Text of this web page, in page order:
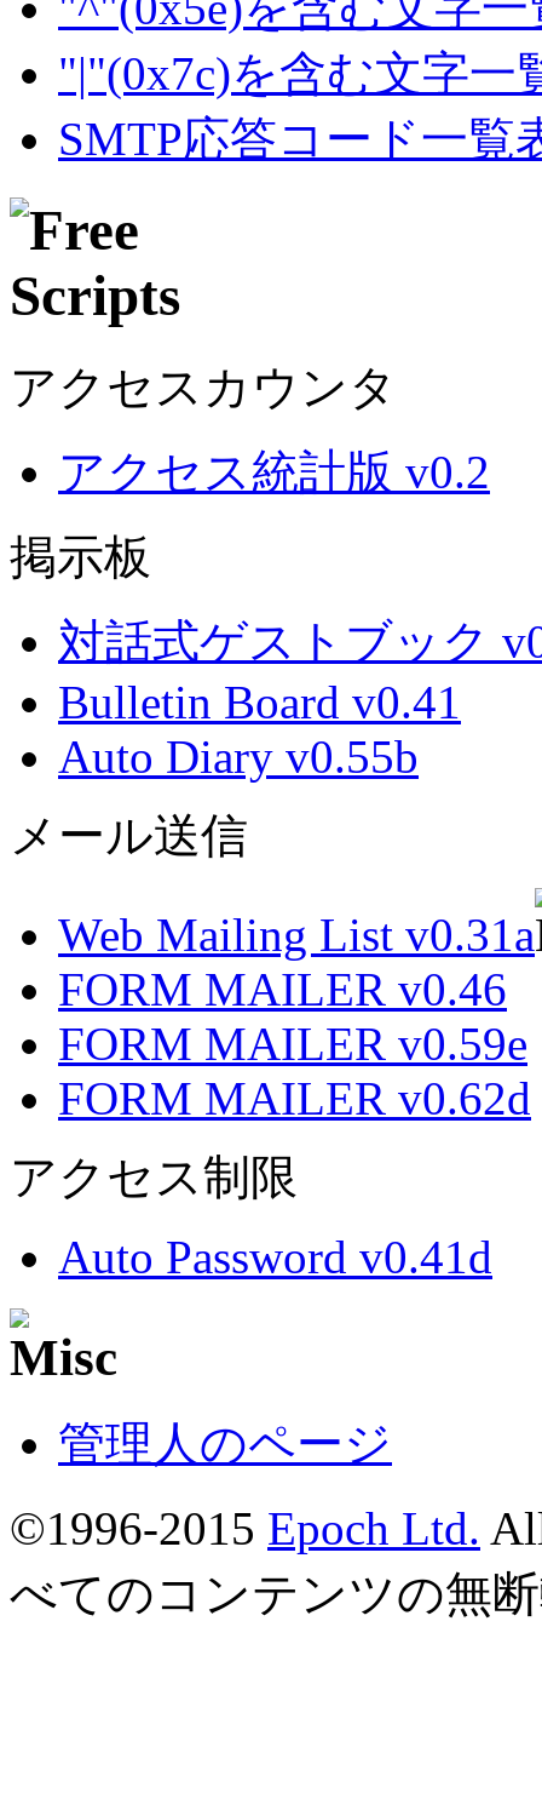
"|"(0x7c)を含む文字一
SMTP応答コード一覧
アクセスカウンタ
アクセス統計版 v0.2
掲示板
対話式ゲストブック
Bulletin Board v0.41
Auto Diary v0.55b
メール送信
Web Mailing List v0.31a
FORM MAILER v0.46
FORM MAILER v0.59e
FORM MAILER v0.62d
アクセス制限
Auto Password v0.41d
管理人のページ
©1996-2015 Epoch Ltd.
べてのコンテンツの無